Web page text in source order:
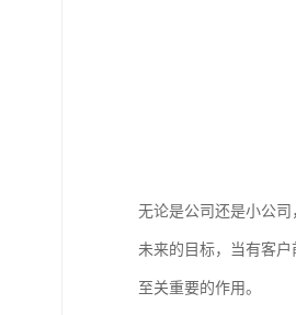
无论是公司还是小公
未来的目标，当有客
至关重要的作用。